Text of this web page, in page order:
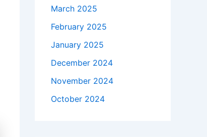
March 2025
February 2025
January 2025
December 2024
November 2024
October 2024